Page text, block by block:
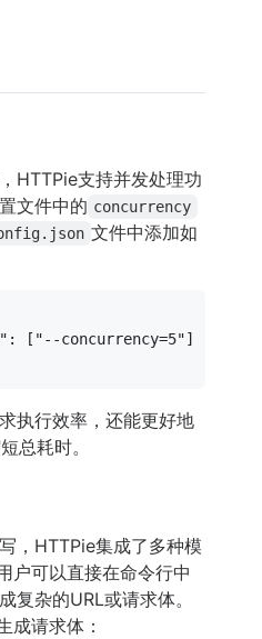
HTTPie支持并发处理功
文件中的 concurrency
文件中添加如
: [ "--concurrency=5"]
执行效率，还能更好地
总耗时。
，HTTPie集成了多种模
户可以直接在命令行中
复杂的URL或请求体。
成请求体：